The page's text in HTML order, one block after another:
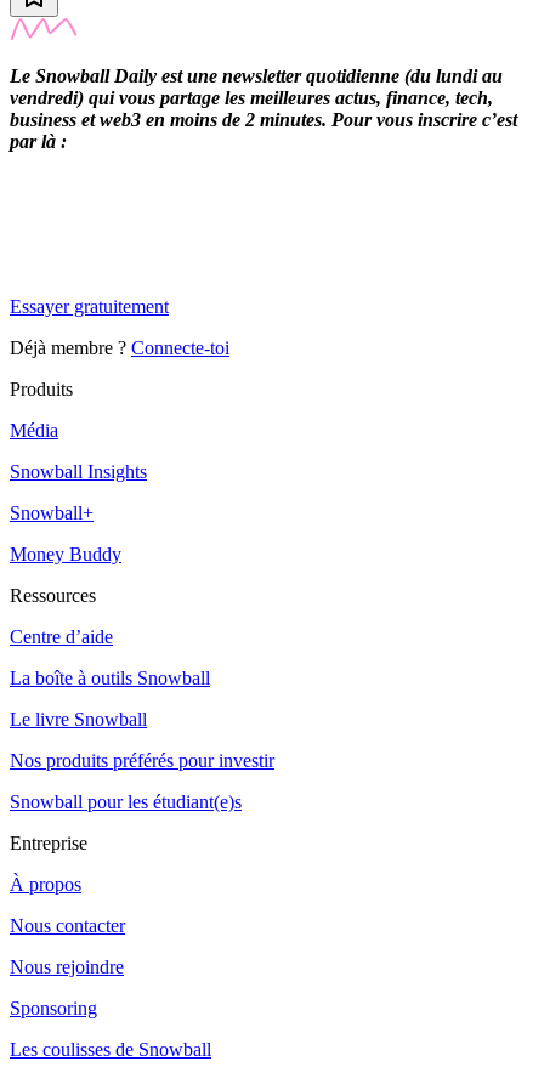
Le Snowball Daily est une newsletter quotidienne (du lundi au
vendredi) qui vous partage les meilleures actus, finance, tech,
business et web3 en moins de 2 minutes. Pour vous inscrire c’est
par là :
Essayer gratuitement
Déjà membre ? Connecte-toi
Produits
Média
Snowball Insights
Snowball+
Money Buddy
Ressources
Centre d’aide
La boîte à outils Snowball
Le livre Snowball
Nos produits préférés pour investir
Snowball pour les étudiant(e)s
Entreprise
À propos
Nous contacter
Nous rejoindre
Sponsoring
Les coulisses de Snowball